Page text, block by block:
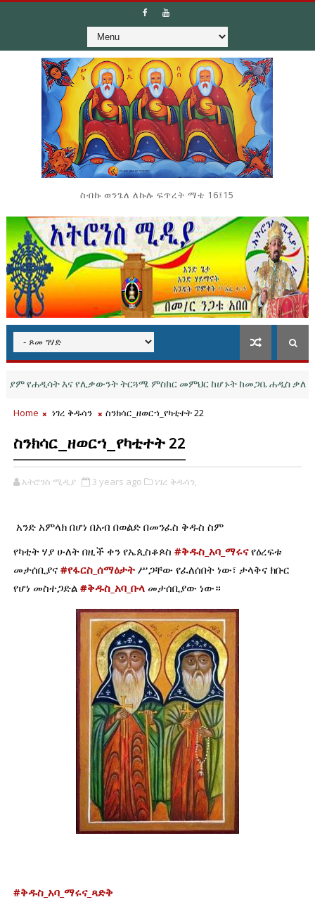
ስብኩ ወንጌለ ለኩሉ ፍጥረት ማቴ 16፤15
እና የሊቃውንት ትርጓሜ ምስክር መምህር ከሆኑት ከመጋቤ ሐዲስ ቃለሕይወት
Home ነገረ ቅዱሳን ስንክሳር_ዘወርኀ_የካቲተት 22
ስንክሳር_ዘወርኀ_የካቲተት 22
አትሮንስ ሚዲያ 3 years ago ነገረ ቅዱሳን,
አንድ አምላክ በሆነ በአብ በወልድ በመንፈስ ቅዱስ ስም
የካቲት ሃያ ሁለት በዚች ቀን የኤጲስቆጶስ #ቅዱስ_አባ_ማሩና የዕረፍቱ
መታሰቢያና #የፋርስ_ሰማዕታት ሥጋቸው የፈለሰበት ነው፣ ታላቅና ክቡር
የሆነ መስተጋድል #ቅዱስ_አባ_ቡላ መታሰቢያው ነው።
#ቅዱስ_አባ_ማሩና_ጻድቅ